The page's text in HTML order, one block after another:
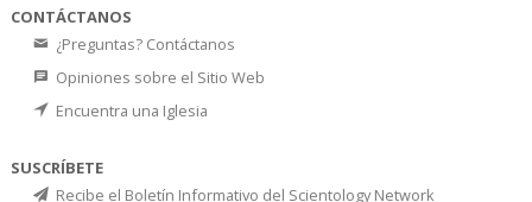
CONTÁCTANOS
¿Preguntas? Contáctanos
Opiniones sobre el Sitio Web
Encuentra una Iglesia
SUSCRÍBETE
Recibe el Boletín Informativo del Scientology Network